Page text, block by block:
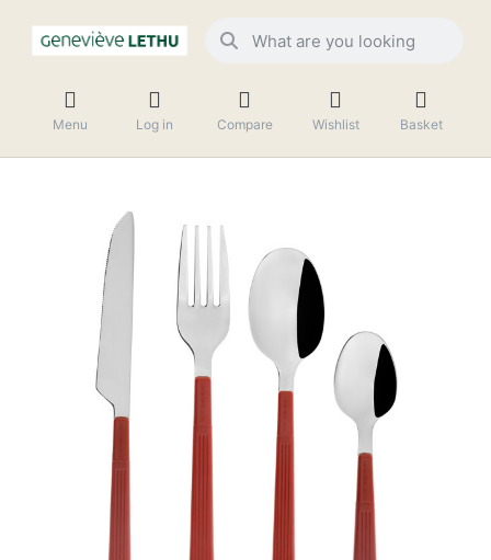
Menu Log in Compare Wishlist Basket